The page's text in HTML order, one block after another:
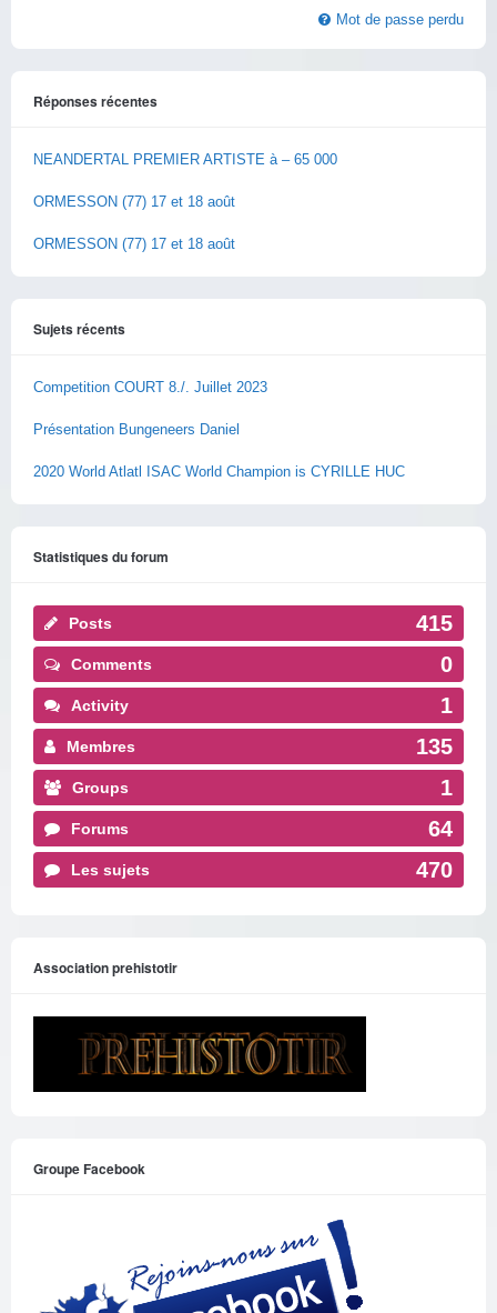
Mot de passe perdu
Réponses récentes
NEANDERTAL PREMIER ARTISTE à – 65 000
ORMESSON (77) 17 et 18 août
ORMESSON (77) 17 et 18 août
Sujets récents
Competition COURT 8./. Juillet 2023
Présentation Bungeneers Daniel
2020 World Atlatl ISAC World Champion is CYRILLE HUC
Statistiques du forum
Posts 415
Comments 0
Activity 1
Membres 135
Groups 1
Forums 64
Les sujets 470
Association prehistotir
Groupe Facebook